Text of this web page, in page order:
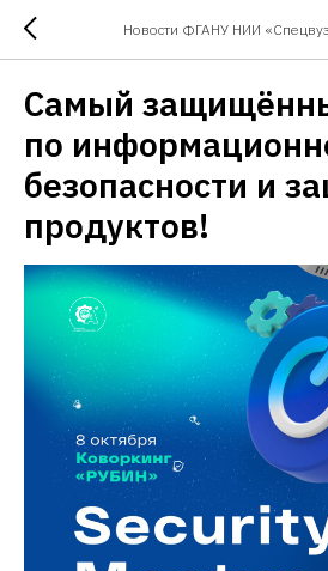
Новости ФГАНУ НИИ
Самый
по
безопасности и
продуктов!